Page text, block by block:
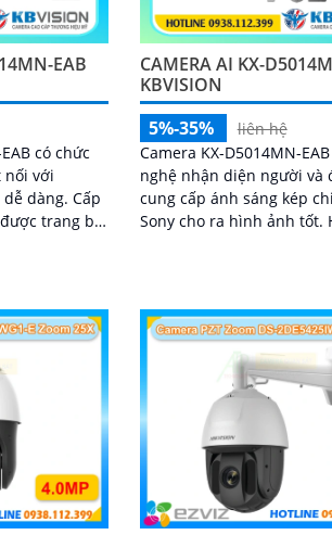
EAB
có chức
nối với
dàng. Cấp
trang bị
CAMERA AI KX-
KBVISION
5%-35%
liên hệ
Camera KX-D5014MN-
nghệ nhận diện người và
cung cấp ánh sáng kép
Sony cho ra hình ảnh tốt. Hỗ trợ cấp